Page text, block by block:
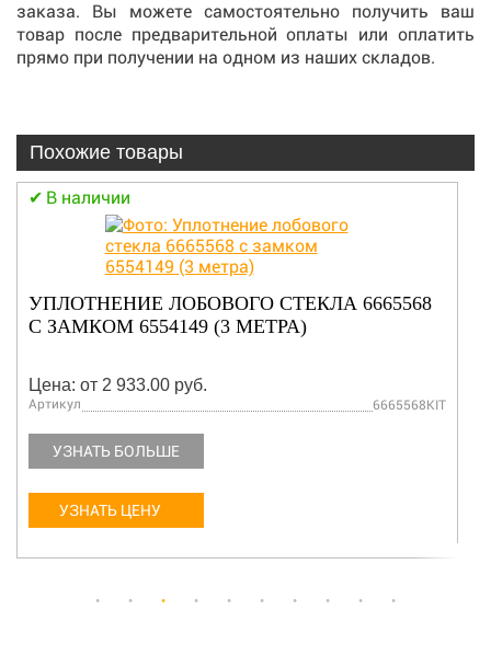
заказа. Вы можете самостоятельно получить ваш
товар после предварительной оплаты или оплатить
прямо при получении на одном из наших складов.
Похожие товары
В наличии
РЕМЕНЬ 7173125
Артикул 7173125
УЗНАТЬ БОЛЬШЕ
УЗНАТЬ ЦЕНУ